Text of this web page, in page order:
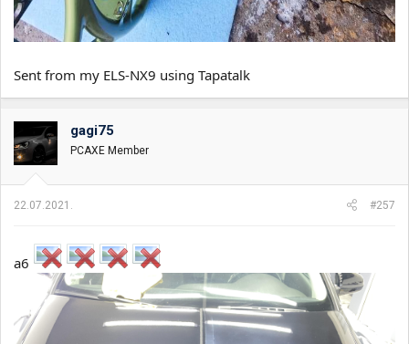
Sent from my ELS-NX9 using Tapatalk
gagi75
PCAXE Member
22.07.2021. #257
a6